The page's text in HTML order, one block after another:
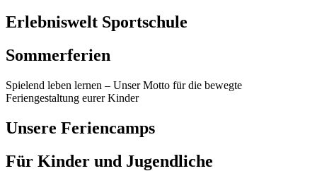
Erlebniswelt Sportschule
Sommerferien
Spielend leben lernen – Unser Motto für die bewegte
Feriengestaltung eurer Kinder
Unsere Feriencamps
Für Kinder und Jugendliche